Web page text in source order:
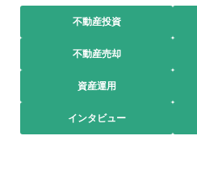
不動産投資
不動産売却
資産運用
インタビュー